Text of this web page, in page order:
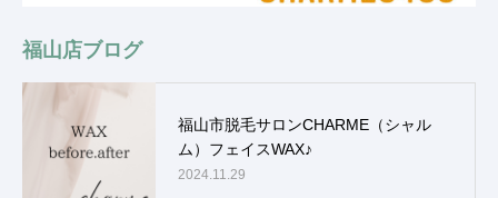
福山店ブログ
福山市脱毛サロンCHARME（シャル
ム）フェイスWAX♪
2024.11.29